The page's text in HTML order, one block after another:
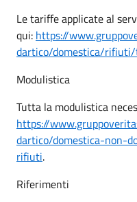
Le tariffe applicate al
qui: https://
dartico/domestica/
Modulistica
Tutta la modulistica
https://
dartico/domestica-non-
rifiuti.
Riferimenti